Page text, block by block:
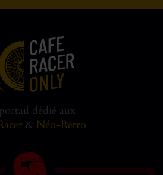
portail dédié aux
& Néo-Rétro